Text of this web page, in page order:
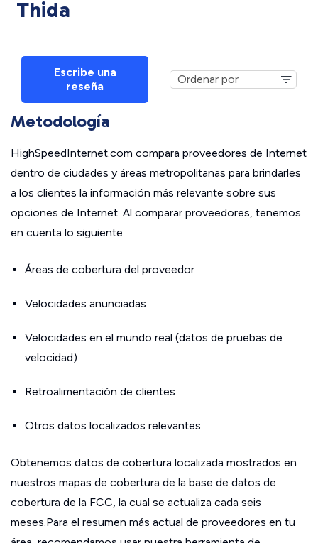
Thida
Escribe una
reseña
Metodología
HighSpeedInternet.com compara proveedores de Internet
dentro de ciudades y áreas metropolitanas para brindarles
a los clientes la información más relevante sobre sus
opciones de Internet. Al comparar proveedores, tenemos
en cuenta lo siguiente:
Áreas de cobertura del proveedor
Velocidades anunciadas
Velocidades en el mundo real (datos de pruebas de
velocidad)
Retroalimentación de clientes
Otros datos localizados relevantes
Obtenemos datos de cobertura localizada mostrados en
nuestros mapas de cobertura de la base de datos de
cobertura de la FCC, la cual se actualiza cada seis
meses.Para el resumen más actual de proveedores en tu